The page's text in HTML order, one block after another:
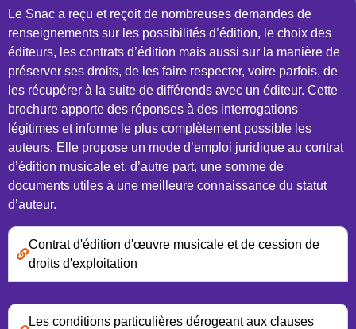
Le Snac a reçu et reçoit de nombreuses demandes de
renseignements sur les possibilités d’édition, le choix des
éditeurs, les contrats d’édition mais aussi sur la manière de
préserver ses droits, de les faire respecter, voire parfois, de
les récupérer à la suite de différends avec un éditeur. Cette
brochure apporte des réponses à des interrogations
légitimes et informe le plus complètement possible les
auteurs. Elle propose un mode d’emploi juridique au contrat
d’édition musicale et, d’autre part, une somme de
documents utiles à une meilleure connaissance du statut
d’auteur.
Contrat d'édition d'œuvre musicale et de cession de
droits d'exploitation
Les conditions particulières dérogeant aux clauses